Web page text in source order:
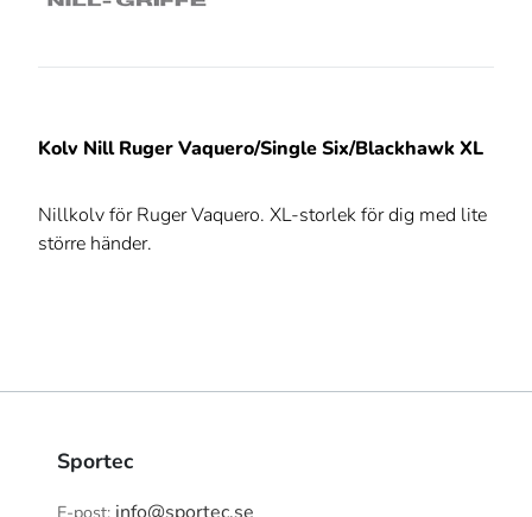
Kolv Nill Ruger Vaquero/Single Six/Blackhawk XL
Nillkolv för Ruger Vaquero. XL-storlek för dig med lite
större händer.
Sportec
E-post: info@sportec.se